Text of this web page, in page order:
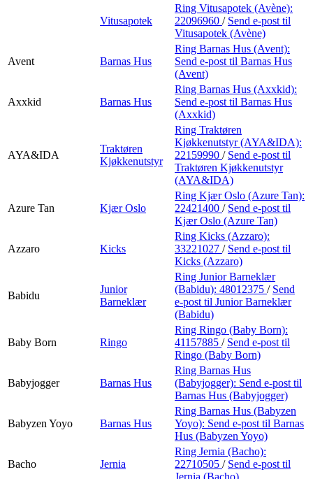
Vitusapotek
Ring Vitusapotek (Avène):
22096960 / Send e-post til
Vitusapotek (Avène)
Avent Barnas Hus
Ring Barnas Hus (Avent):
Send e-post til Barnas Hus
(Avent)
Axxkid Barnas Hus
Ring Barnas Hus (Axxkid):
Send e-post til Barnas Hus
(Axxkid)
AYA&IDA
Traktøren
Kjøkkenutstyr
Ring Traktøren
Kjøkkenutstyr (AYA&IDA):
22159990 / Send e-post til
Traktøren Kjøkkenutstyr
(AYA&IDA)
Azure Tan Kjær Oslo
Ring Kjær Oslo (Azure Tan):
22421400 / Send e-post til
Kjær Oslo (Azure Tan)
Azzaro Kicks
Ring Kicks (Azzaro):
33221027 / Send e-post til
Kicks (Azzaro)
Babidu
Junior
Barneklær
Ring Junior Barneklær
(Babidu): 48012375 / Send
e-post til Junior Barneklær
(Babidu)
Baby Born Ringo
Ring Ringo (Baby Born):
41157885 / Send e-post til
Ringo (Baby Born)
Babyjogger Barnas Hus
Ring Barnas Hus
(Babyjogger): Send e-post til
Barnas Hus (Babyjogger)
Babyzen Yoyo Barnas Hus
Ring Barnas Hus (Babyzen
Yoyo): Send e-post til Barnas
Hus (Babyzen Yoyo)
Bacho Jernia
Ring Jernia (Bacho):
22710505 / Send e-post til
Jernia (Bacho)